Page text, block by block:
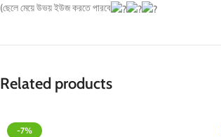
(ছেলে মেয়ে উভয় ইউজ করতে পারবে
Related products
-7%